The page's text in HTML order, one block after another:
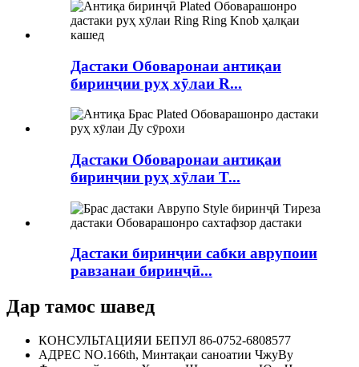
Дастаки Обоваронаи антиқаи
биринҷии руҳ хӯлаи R...
Дастаки Обоваронаи антиқаи
биринҷии руҳ хӯлаи T...
Дастаки биринҷии сабки аврупоии
равзанаи биринҷӣ...
Дар тамос шавед
КОНСУЛЬТАЦИЯИ БЕПУЛ 86-0752-6808577
АДРЕС NO.166th, Минтақаи саноатии ЧжуВу